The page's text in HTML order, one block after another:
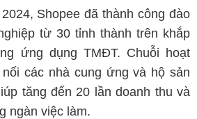
Shopee đã thành công đào
từ 30 tỉnh thành trên khắp
ứng dụng TMĐT. Chuỗi hoạt
các nhà cung ứng và hộ sản
tăng đến 20 lần doanh thu và
ngàn việc làm.